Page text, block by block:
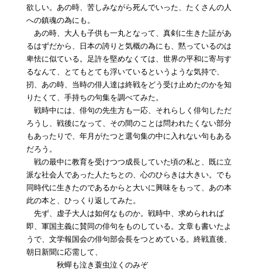
欲しい。あの時、苦しみながら死んでいった、たくさんの人
への鎮魂の為にも。
あの時、大人も子供も一丸となって、真剣に生きた証があ
るはずだから、日本の誇りと気概の為にも、黙っているのは
卑怯に似ている。足許を堅めなくては、世界の平和に寄与す
るなんて、とてもとても浮いているというような気持で、
扨、あの時、当時の俳人達は終戦をどう受け止めたのかを知
りたくて、手持ちの句集を調べてみた。
戦時中には、俳句の先生方も一応、それらしく俳句しただ
ろうし、戦後になって、その間のことは問われたくない部分
もあったりで、年月がたつと選句集の中に入れない句もある
だろう。
戦の最中に教育を受けつつ成長していた頃の私と、既に立
派な社会人であった人たちとの、心のひらきは大きい。でも
同時代に生きたのであるからと大いに興味をもって、あの本
此の本と、ひっくり返してみた。
先ず、虚子大人は如何なものか。戦時中、求められれば
即、軍国主義に賛同の俳句をものしている。文章も書いたよ
うで、文学報国会の俳句部会長をつとめている。終戦直後、
朝日新聞に応需して、
秋蟬も泣き蓑虫泣くのみぞ